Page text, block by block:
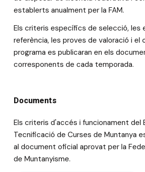
establerts anualment per la FAM.
Els criteris específics de selecció, les
referència, les proves de valoració i el
programa es publicaran en els
corresponents de cada temporada.
Documents
Els criteris d'accés i funcionament del
Tecnificació de Curses de Muntanya
al document oficial aprovat per la
de Muntanyisme.